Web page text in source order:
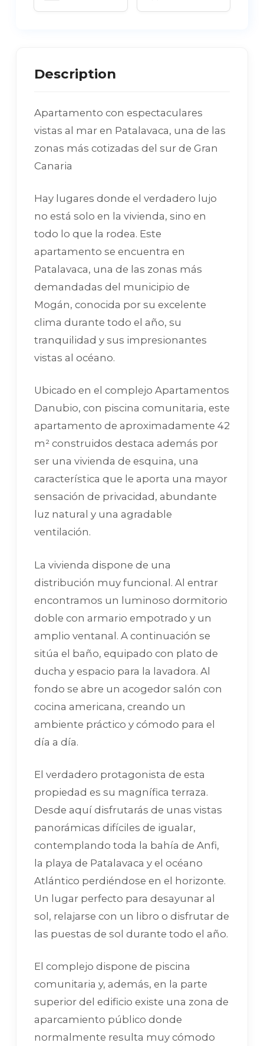
Description
Apartamento con espectaculares
vistas al mar en Patalavaca, una de las
zonas más cotizadas del sur de Gran
Canaria
Hay lugares donde el verdadero lujo
no está solo en la vivienda, sino en
todo lo que la rodea. Este
apartamento se encuentra en
Patalavaca, una de las zonas más
demandadas del municipio de
Mogán, conocida por su excelente
clima durante todo el año, su
tranquilidad y sus impresionantes
vistas al océano.
Ubicado en el complejo Apartamentos
Danubio, con piscina comunitaria, este
apartamento de aproximadamente 42
m² construidos destaca además por
ser una vivienda de esquina, una
característica que le aporta una mayor
sensación de privacidad, abundante
luz natural y una agradable
ventilación.
La vivienda dispone de una
distribución muy funcional. Al entrar
encontramos un luminoso dormitorio
doble con armario empotrado y un
amplio ventanal. A continuación se
sitúa el baño, equipado con plato de
ducha y espacio para la lavadora. Al
fondo se abre un acogedor salón con
cocina americana, creando un
ambiente práctico y cómodo para el
día a día.
El verdadero protagonista de esta
propiedad es su magnífica terraza.
Desde aquí disfrutarás de unas vistas
panorámicas difíciles de igualar,
contemplando toda la bahía de Anfi,
la playa de Patalavaca y el océano
Atlántico perdiéndose en el horizonte.
Un lugar perfecto para desayunar al
sol, relajarse con un libro o disfrutar de
las puestas de sol durante todo el año.
El complejo dispone de piscina
comunitaria y, además, en la parte
superior del edificio existe una zona de
aparcamiento público donde
normalmente resulta muy cómodo